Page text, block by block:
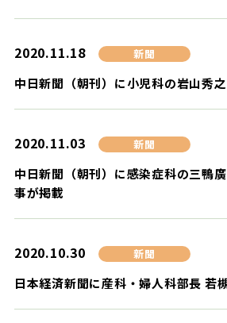
2020.11.18 新聞
中日新聞（朝刊）に小児科の岩山秀
2020.11.03 新聞
中日新聞（朝刊）に感染症科の三鴨
事が掲載
2020.10.30 新聞
日本経済新聞に産科・婦人科部長 若